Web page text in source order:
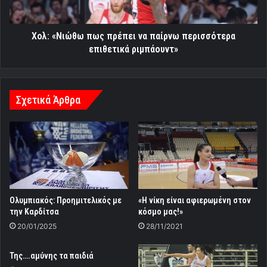
επιθετικά
ριμπάουντ»
Χολ: «Νιώθω πως πρέπει να παίρνω περισσότερα
επιθετικά ριμπάουντ»
Σχετικά Άρθρα
Ολυμπιακός: Προημιτελικός με
την Καρδίτσα
20/01/2025
«Η νίκη είναι αφιερωμένη στον
κόσμο μας!»
28/11/2021
Της….αμύνης τα παιδιά